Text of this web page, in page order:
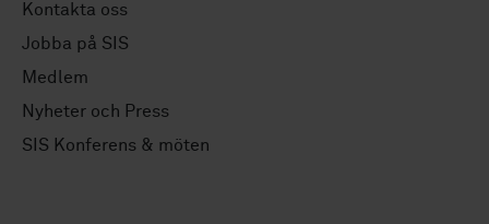
Kontakta oss
Jobba på SIS
Medlem
Nyheter och Press
SIS Konferens & möten